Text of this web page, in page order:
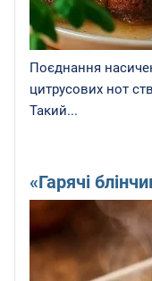
Поєднання
цитрусових нот
Такий...
«Гарячі